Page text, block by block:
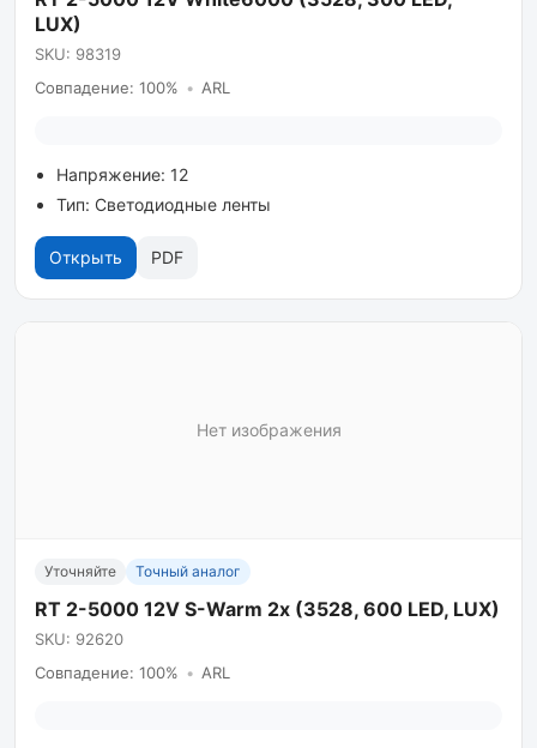
LUX)
SKU: 98319
Совпадение: 100% • ARL
Напряжение: 12
Тип: Светодиодные ленты
Открыть PDF
Нет изображения
Уточняйте Точный аналог
RT 2-5000 12V S-Warm 2x (3528, 600 LED, LUX)
SKU: 92620
Совпадение: 100% • ARL